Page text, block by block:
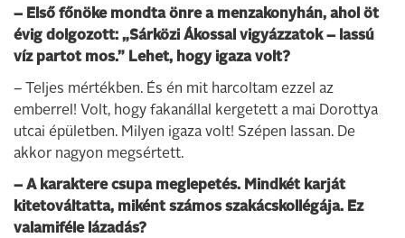
– Első főnöke mondta önre a menzakonyhán, ahol öt
évig dolgozott: „Sárközi Ákossal vigyázzatok – lassú
víz partot mos.” Lehet, hogy igaza volt?
– Teljes mértékben. És én mit harcoltam ezzel az
emberrel! Volt, hogy fakanállal kergetett a mai Dorottya
utcai épületben. Milyen igaza volt! Szépen lassan. De
akkor nagyon megsértett.
– A karaktere csupa meglepetés. Mindkét karját
kitetováltatta, miként számos szakácskollégája. Ez
valamiféle lázadás?